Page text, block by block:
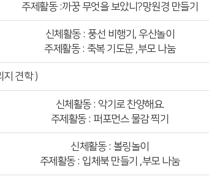
주제활동 :까꿍 무엇을 보았니?망원경 만들기
신체활동 : 풍선 비행기, 우산놀이
주제활동 : 축복 기도문 ,부모 나눔
지 견학 )
신체활동 : 악기로 찬양해요.
주제활동 : 퍼포먼스 물감 찍기
신체활동 : 볼링놀이
주제활동 : 입체북 만들기 ,부모 나눔